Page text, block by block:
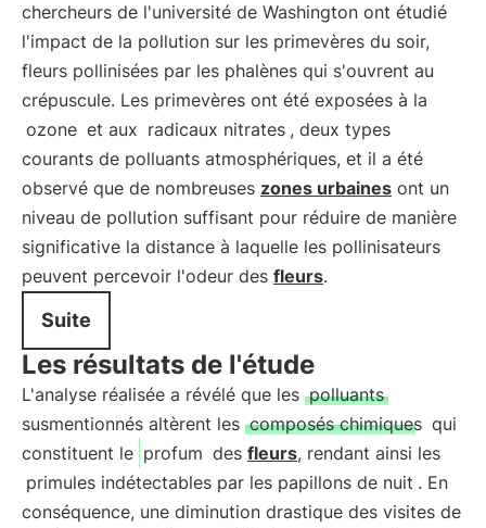
chercheurs de l'université de Washington ont étudié
l'impact de la pollution sur les primevères du soir,
fleurs pollinisées par les phalènes qui s'ouvrent au
crépuscule. Les primevères ont été exposées à la
ozone et aux radicaux nitrates , deux types
courants de polluants atmosphériques, et il a été
observé que de nombreuses zones urbaines ont un
niveau de pollution suffisant pour réduire de manière
significative la distance à laquelle les pollinisateurs
peuvent percevoir l'odeur des fleurs.
Suite
Les résultats de l'étude
L'analyse réalisée a révélé que les polluants
susmentionnés altèrent les composés chimiques qui
constituent le profum des fleurs, rendant ainsi les
primules indétectables par les papillons de nuit . En
conséquence, une diminution drastique des visites de